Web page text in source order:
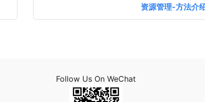
资源管理-方法介
Follow Us On WeChat